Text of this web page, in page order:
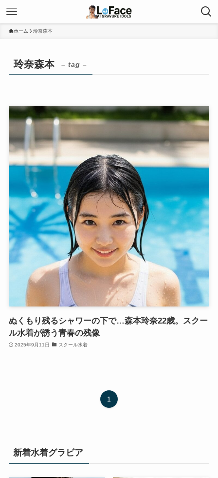
ホーム 玲奈森本
玲奈森本 – tag –
ぬくもり残るシャワーの下で…森本玲奈22歳。スクー
ル水着が誘う青春の残像
2025年9月11日 スクール水着
1
新着水着グラビア